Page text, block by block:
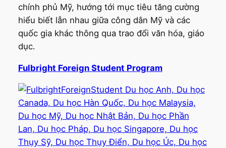
chính phủ Mỹ, hướng tới mục tiêu tăng cường
hiểu biết lẫn nhau giữa công dân Mỹ và các
quốc gia khác thông qua trao đổi văn hóa, giáo
dục.
Fulbright Foreign Student Program